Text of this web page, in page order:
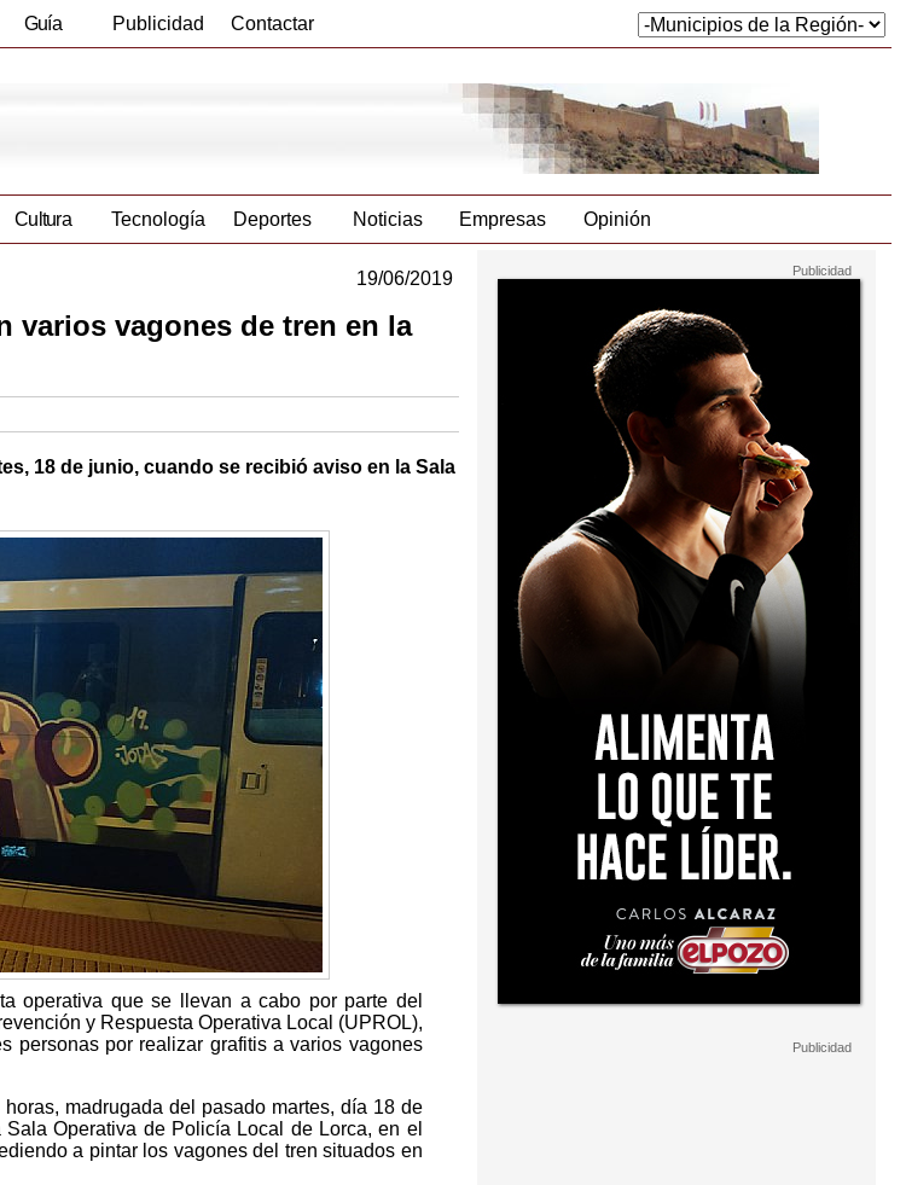
Guía Publicidad Contactar
Cultura Tecnología Deportes Noticias Empresas Opinión
19/06/2019
varios vagones de tren en la
18 de junio, cuando se recibió aviso en la Sala
operativa que se llevan a cabo por parte del
y Respuesta Operativa Local (UPROL),
personas por realizar grafitis a varios vagones
madrugada del pasado martes, día 18 de
Operativa de Policía Local de Lorca, en el
a pintar los vagones del tren situados en